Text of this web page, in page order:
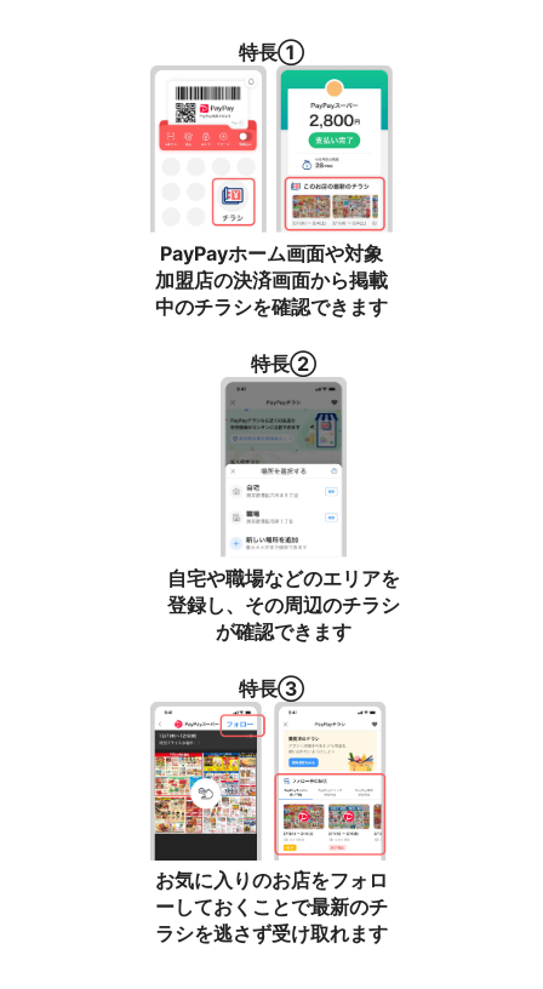
特長①
PayPayホーム画面や対象
加盟店の決済画面から掲載
中のチラシを確認できます
特長②
自宅や職場などのエリアを
登録し、その周辺のチラシ
が確認できます
特長③
お気に入りのお店をフォロ
ーしておくことで最新のチ
ラシを逃さず受け取れます